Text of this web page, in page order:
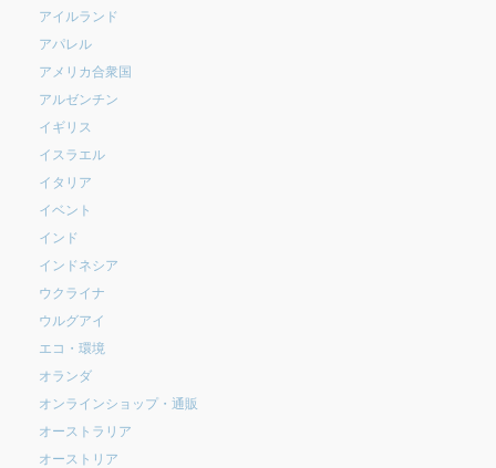
アイルランド
アパレル
アメリカ合衆国
アルゼンチン
イギリス
イスラエル
イタリア
イベント
インド
インドネシア
ウクライナ
ウルグアイ
エコ・環境
オランダ
オンラインショップ・通販
オーストラリア
オーストリア